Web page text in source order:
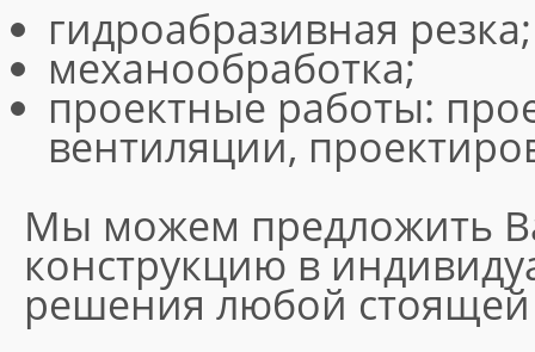
гидроабразивная резка;
механообработка;
проектные работы:
вентиляции,
Мы можем предложить
конструкцию в
решения любой